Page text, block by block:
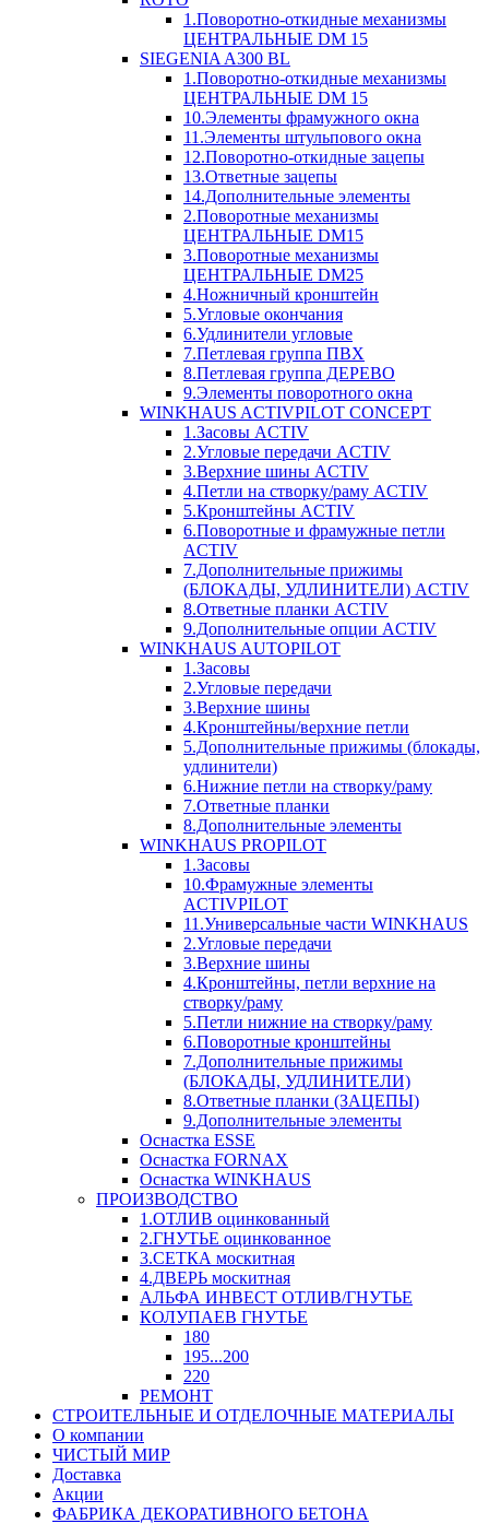
1.Поворотно-откидные механизмы
ЦЕНТРАЛЬНЫЕ DM 15
SIEGENIA A300 BL
1.Поворотно-откидные механизмы
ЦЕНТРАЛЬНЫЕ DM 15
10.Элементы фрамужного окна
11.Элементы штульпового окна
12.Поворотно-откидные зацепы
13.Ответные зацепы
14.Дополнительные элементы
2.Поворотные механизмы
ЦЕНТРАЛЬНЫЕ DM15
3.Поворотные механизмы
ЦЕНТРАЛЬНЫЕ DM25
4.Ножничный кронштейн
5.Угловые окончания
6.Удлинители угловые
7.Петлевая группа ПВХ
8.Петлевая группа ДЕРЕВО
9.Элементы поворотного окна
WINKHAUS ACTIVPILOT CONCEPT
1.Засовы ACTIV
2.Угловые передачи ACTIV
3.Верхние шины ACTIV
4.Петли на створку/раму ACTIV
5.Кронштейны ACTIV
6.Поворотные и фрамужные петли
ACTIV
7.Дополнительные прижимы
(БЛОКАДЫ, УДЛИНИТЕЛИ) ACTIV
8.Ответные планки ACTIV
9.Дополнительные опции ACTIV
WINKHAUS AUTOPILOT
1.Засовы
2.Угловые передачи
3.Верхние шины
4.Кронштейны/верхние петли
5.Дополнительные прижимы (блокады,
удлинители)
6.Нижние петли на створку/раму
7.Ответные планки
8.Дополнительные элементы
WINKHAUS PROPILOT
1.Засовы
10.Фрамужные элементы
ACTIVPILOT
11.Универсальные части WINKHAUS
2.Угловые передачи
3.Верхние шины
4.Кронштейны, петли верхние на
створку/раму
5.Петли нижние на створку/раму
6.Поворотные кронштейны
7.Дополнительные прижимы
(БЛОКАДЫ, УДЛИНИТЕЛИ)
8.Ответные планки (ЗАЦЕПЫ)
9.Дополнительные элементы
Оснастка ESSE
Оснастка FORNAX
Оснастка WINKHAUS
ПРОИЗВОДСТВО
1.ОТЛИВ оцинкованный
2.ГНУТЬЕ оцинкованное
3.СЕТКА москитная
4.ДВЕРЬ москитная
АЛЬФА ИНВЕСТ ОТЛИВ/ГНУТЬЕ
КОЛУПАЕВ ГНУТЬЕ
180
195...200
220
РЕМОНТ
СТРОИТЕЛЬНЫЕ И ОТДЕЛОЧНЫЕ МАТЕРИАЛЫ
О компании
ЧИСТЫЙ МИР
Доставка
Акции
ФАБРИКА ДЕКОРАТИВНОГО БЕТОНА